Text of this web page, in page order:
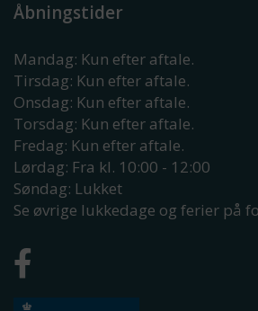
Åbningstider
Mandag: Kun efter aftale.
Tirsdag: Kun efter aftale.
Onsdag: Kun efter aftale.
Torsdag: Kun efter aftale.
Fredag: Kun efter aftale.
Lørdag: Fra kl. 10:00 - 12:00
Søndag: Lukket
Se øvrige lukkedage og ferier på